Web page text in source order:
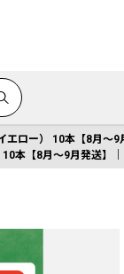
エロー） 10本【8月～
本【8月～9月発送】